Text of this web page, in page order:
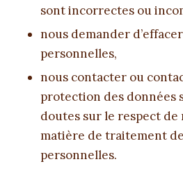
sont incorrectes ou
nous demander
personnelles,
nous contacter ou
protection des données
doutes sur le respect de
matière de traitement
personnelles.